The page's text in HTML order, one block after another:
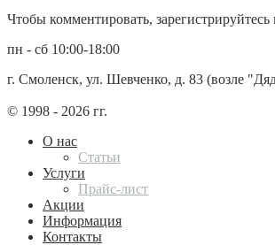
Чтобы комментировать, зарегистрируйтесь
пн - сб 10:00-18:00
г. Смоленск, ул. Шевченко, д. 83 (возле
© 1998 - 2026 гг.
О нас
Статьи
Услуги
Прайс-лист
Акции
Информация
Контакты